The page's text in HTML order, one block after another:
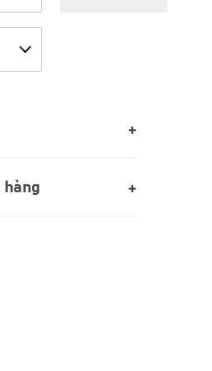
hàng